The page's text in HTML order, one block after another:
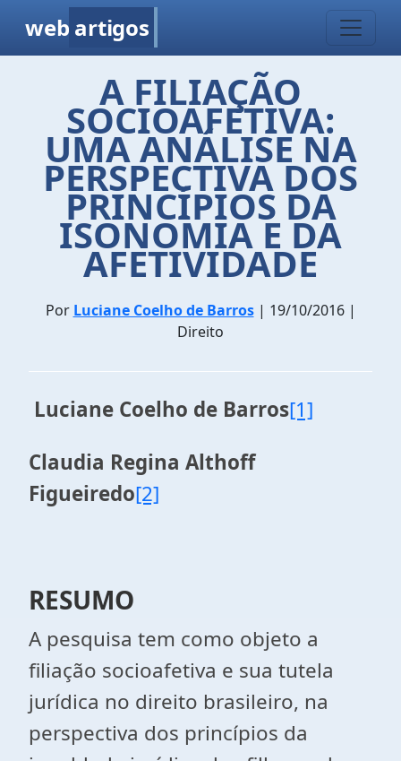
web artigos
A FILIAÇÃO
SOCIOAFETIVA:
UMA ANÁLISE NA
PERSPECTIVA DOS
PRINCÍPIOS DA
ISONOMIA E DA
AFETIVIDADE
Por Luciane Coelho de Barros| 19/10/2016 |
Direito
Luciane Coelho de Barros[1]
Claudia Regina Althoff
Figueiredo[2]
RESUMO
A pesquisa tem como objeto a
filiação socioafetiva e sua tutela
jurídica no direito brasileiro, na
perspectiva dos princípios da